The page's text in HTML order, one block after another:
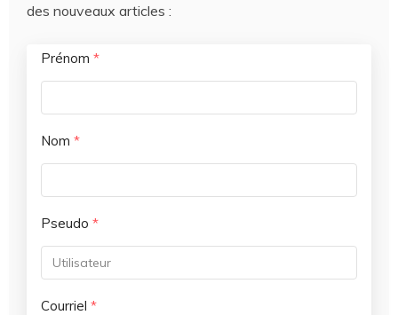
des nouveaux articles :
Prénom *
Nom *
Pseudo *
Courriel *